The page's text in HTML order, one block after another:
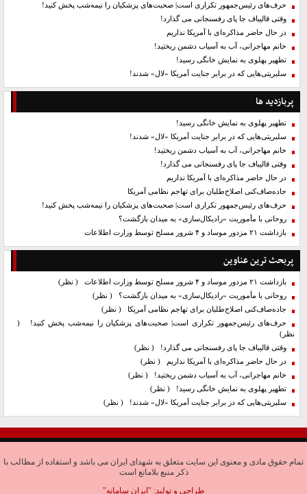
حرف‌های رئیس‌جمهور تکراری است| صحبت‌های پزشکیان را نیمه‌شب پخش کنید!
وقتی قالیباف جا پای رفسنجانی می گذارد!
در حال حاضر مذاکره‌ای با آمریکا نداریم
خانم مهاجرانی، آب به آسیاب دشمن ریختید!
تطهیر پهلوی به نمایش خانگی رسید!
سلبریتی‌هایی که در برابر جنایت آمریکا «لال» شدند!
پربازدید ها
تطهیر پهلوی به نمایش خانگی رسید!
سلبریتی‌هایی که در برابر جنایت آمریکا «لال» شدند!
خانم مهاجرانی، آب به آسیاب دشمن ریختید!
وقتی قالیباف جا پای رفسنجانی می گذارد!
در حال حاضر مذاکره‌ای با آمریکا نداریم
جاده‌صاف‌کنی اصلاح‌طلبان برای تهاجم نظامی آمریکا
حرف‌های رئیس‌جمهور تکراری است| صحبت‌های پزشکیان را نیمه‌شب پخش کنید!
روحانی با مأموریت «رادیکال‌سازی» به میدان بازگشت؟
بازداشت ۲۱ مزدور موساد و ۴ شرور مسلح توسط وزارت اطلاعات
پربحث ترین عناوین
بازداشت ۲۱ مزدور موساد و ۴ شرور مسلح توسط وزارت اطلاعات
( نظر)
روحانی با مأموریت «رادیکال‌سازی» به میدان بازگشت؟ ( نظر)
جاده‌صاف‌کنی اصلاح‌طلبان برای تهاجم نظامی آمریکا
( نظر)
حرف‌های رئیس‌جمهور تکراری است| صحبت‌های پزشکیان را نیمه‌شب پخش کنید!
(
نظر)
وقتی قالیباف جا پای رفسنجانی می گذارد! ( نظر)
در حال حاضر مذاکره‌ای با آمریکا نداریم
( نظر)
خانم مهاجرانی، آب به آسیاب دشمن ریختید! ( نظر)
تطهیر پهلوی به نمایش خانگی رسید! ( نظر)
سلبریتی‌هایی که در برابر جنایت آمریکا «لال» شدند! ( نظر)
تمام حقوق مادی و معنوی این سایت متعلق به شهدای ایران می باشد و استفاده از مطالب با
ذکر منبع بلامانع است
طراحی و تولید: "ایران سامانه"